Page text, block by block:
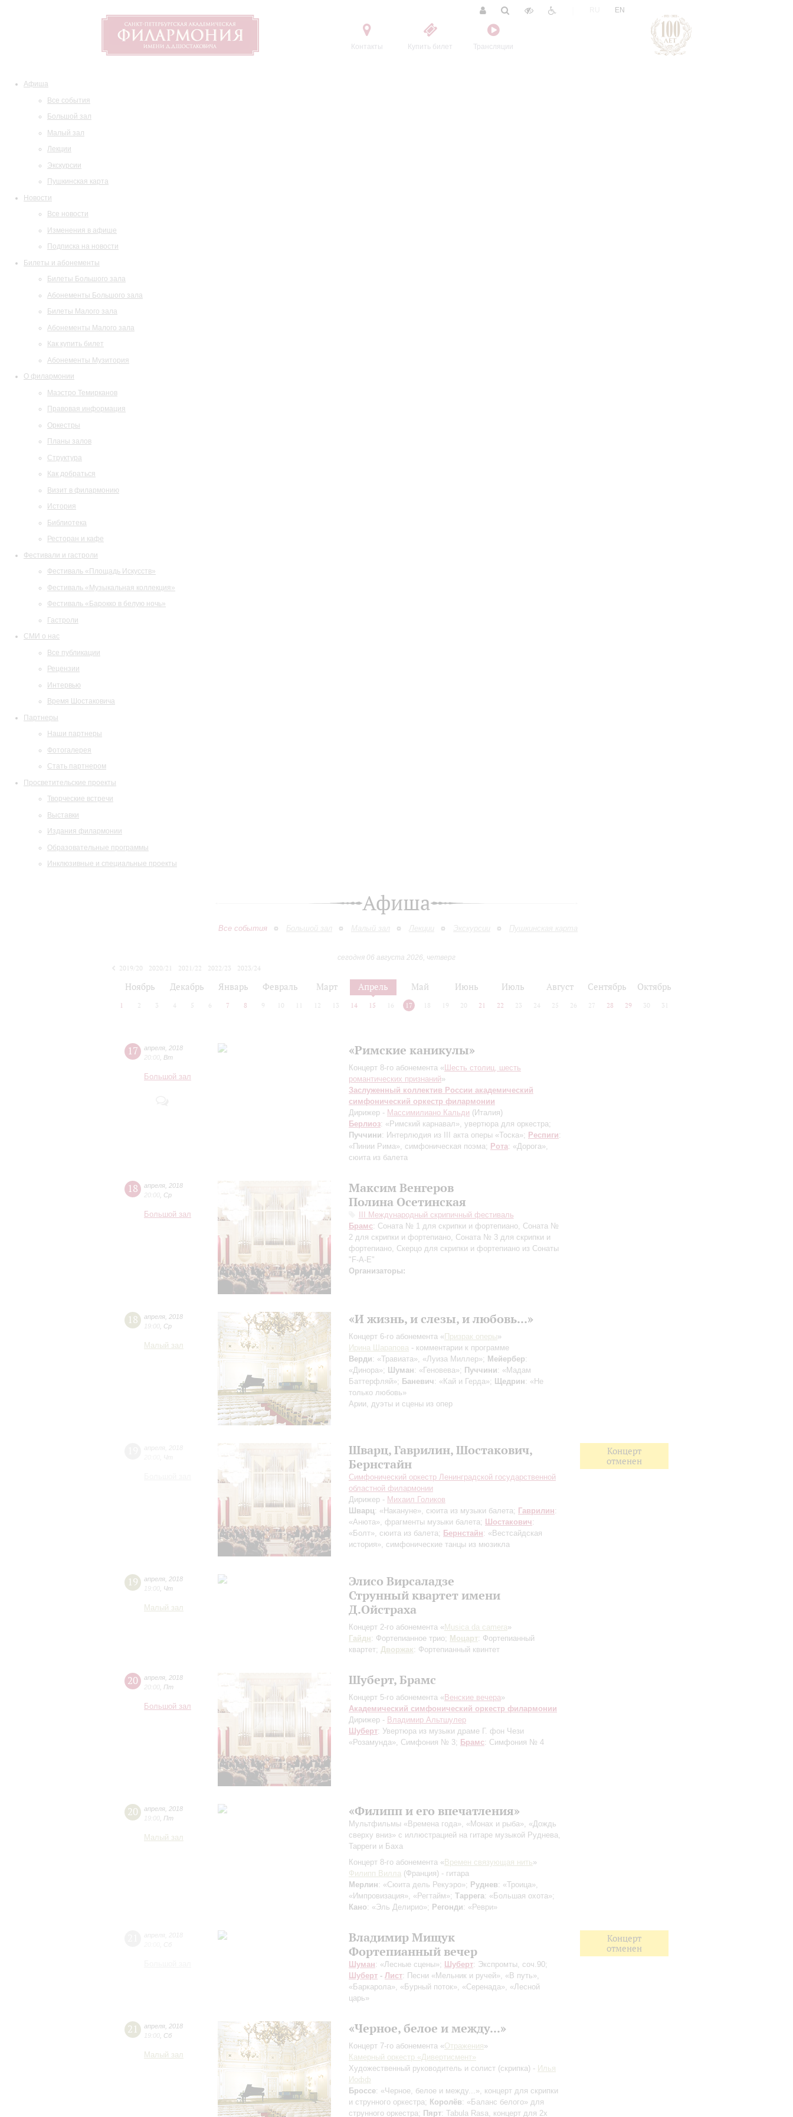
Контакты Купить билет Трансляции
EN
Афиша
Все события
Большой зал
Малый зал
Лекции
Экскурсии
Пушкинская карта
Новости
Все новости
Изменения в афише
Подписка на новости
Билеты и абонементы
Билеты Большого зала
Абонементы Большого зала
Билеты Малого зала
Абонементы Малого зала
Как купить билет
Абонементы Музитория
О филармонии
Маэстро Темирканов
Правовая информация
Оркестры
Планы залов
Структура
Как добраться
Визит в филармонию
История
Библиотека
Ресторан и кафе
Фестивали и гастроли
Фестиваль «Площадь Искусств»
Фестиваль «Музыкальная коллекция»
Фестиваль «Барокко в белую ночь»
Гастроли
СМИ о нас
Все публикации
Рецензии
Интервью
Время Шостаковича
Партнеры
Наши партнеры
Фотогалерея
Стать партнером
Просветительские проекты
Творческие встречи
Выставки
Издания филармонии
Образовательные программы
Инклюзивные и специальные проекты
Афиша
Все события Большой зал Малый зал Лекции Экскурсии Пушкинская карта
сегодня 06 августа 2026, четверг
2019/20
2020/21 2021/22 2022/23
2023/24
Ноябрь Декабрь Январь Февраль Март Апрель Май Июнь Июль Август Сентябрь Октябрь
1 2 3 4 5 6 7 8 9 10 12 13 14 15 16 17 18 19 20 21 22 23 24 25 26 27 28 29 30 31
17 апреля 2018
20:00 Вт
Большой зал
«Римские каникулы»
Концерт 8-го абонемента « Шесть столиц, шесть
романтических признаний»
Заслуженный коллектив России академический
симфонический оркестр филармонии
Дирижер - Массимилиано Кальди (Италия)
Берлиоз: «Римский карнавал», увертюра для оркестра;
Пуччини: Интерлюдия из III акта оперы «Тоска»; Респиги:
«Пинии Рима», симфоническая поэма; Рота: «Дорога»,
сюита из балета
18 апреля 2018
20:00 Ср
Большой зал
Максим Венгеров
Полина Осетинская
III Международный скрипичный фестиваль
Брамс: Соната № 1 для скрипки и фортепиано, Соната №
2 для скрипки и фортепиано, Соната № 3 для скрипки и
фортепиано, Скерцо для скрипки и фортепиано из Сонаты
"F-A-E"
Организаторы:
18 апреля 2018
19:00 Ср
Малый зал
«И жизнь, и слезы, и любовь...»
Концерт 6-го абонемента « Призрак оперы»
Ирина Шарапова - комментарии к программе
Верди: «Травиата», «Луиза Миллер»; Мейербер:
«Динора»; Шуман: «Геновева»; Пуччини: «Мадам
Баттерфляй»; Баневич: «Кай и Герда»; Щедрин: «Не
только любовь»
Арии, дуэты и сцены из опер
Шварц, Гаврилин, Шостакович,
Бернстайн
Симфонический оркестр Ленинградской государственной
областной филармонии
Дирижер - Михаил Голиков
Шварц: «Накануне», сюита из музыки балета; Гаврилин:
«Анюта», фрагменты музыки балета; Шостакович:
«Болт», сюита из балета; Бернстайн: «Вестсайдская
история», cимфонические танцы из мюзикла
Концерт
отменен
19 апреля 2018
19:00 Чт
Малый зал
Элисо Вирсаладзе
Струнный квартет имени
Д.Ойстраха
Концерт 2-го абонемента « Musica da camera»
Гайдн: Фортепианное трио; Моцарт: Фортепианный
квартет; Дворжак: Фортепианный квинтет
20 апреля 2018
20:00 Пт
Большой зал
Шуберт, Брамс
Концерт 5-го абонемента « Венские вечера»
Академический симфонический оркестр филармонии
Дирижер - Владимир Альтшулер
Шуберт: Увертюра из музыки драме Г. фон Чези
«Розамунда», Симфония № 3; Брамс: Симфония № 4
20 апреля 2018
19:00 Пт
Малый зал
«Филипп и его впечатления»
Мультфильмы «Времена года», «Монах и рыба», «Дождь
сверху вниз» с иллюстрацией на гитаре музыкой Руднева,
Тарреги и Баха
Концерт 8-го абонемента « Времен связующая нить»
Филипп Вилла (Франция) - гитара
Мерлин: «Сюита дель Рекуэро»; Руднев: «Троица»,
«Импровизация», «Регтайм»; Таррега: «Большая охота»;
Кано: «Эль Делирио»; Регонди: «Реври»
Владимир Мищук
Фортепианный вечер
Шуман: «Лесные сцены»; Шуберт: Экспромты, соч.90;
Шуберт - Лист: Песни «Мельник и ручей», «В путь»,
«Баркарола», «Бурный поток», «Серенада», «Лесной
царь»
Концерт
отменен
21 апреля 2018
19:00 Сб
Малый зал
«Черное, белое и между...»
Концерт 7-го абонемента «Отражения»
Камерный оркестр «Дивертисмент»
Художественный руководитель и солист (скрипка) - Илья
Иофф
Броссе: «Черное, белое и между...», концерт для скрипки
и струнного оркестра; Королёв: «Баланс белого» для
струнного оркестра; Пярт: Tabula Rasa, концерт для 2х